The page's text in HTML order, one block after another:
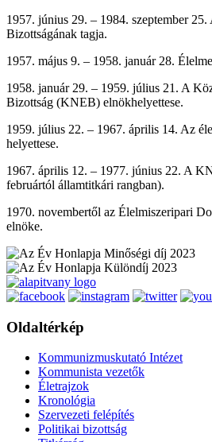
1957. június 29. – 1984. szeptember
Bizottságának tagja.
1957. május 9. – 1958. január 28.
1958. január 29. – 1959. július 21. A
Bizottság (KNEB) elnökhelyettese.
1959. július 22. – 1967. április 14. Az
helyettese.
1967. április 12. – 1977. június 22. A
februártól államtitkári rangban).
1970. novembertől az Élelmiszeripari
elnöke.
Oldaltérkép
Kommunizmuskutató Intézet
Kommunista vezetők
Életrajzok
Kronológia
Szervezeti felépítés
Politikai bizottság